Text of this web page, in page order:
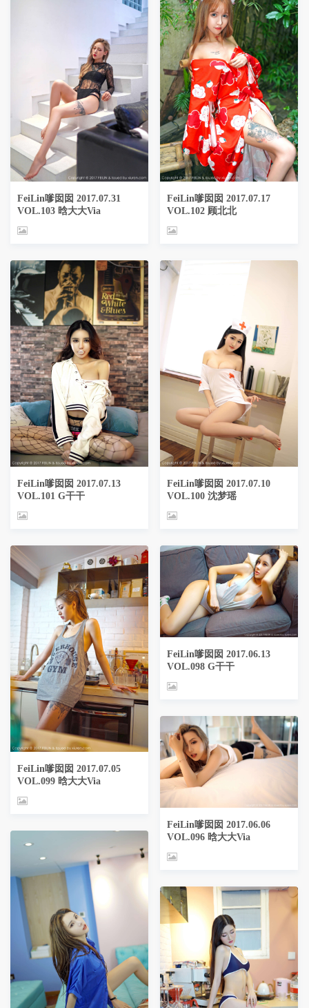
FeiLin嗲囡囡 2017.07.31
VOL.103 晗大大Via
FeiLin嗲囡囡 2017.07.13
VOL.101 G干干
FeiLin嗲囡囡 2017.07.05
VOL.099 晗大大Via
FeiLin嗲囡囡 2017.07.17
VOL.102 顾北北
FeiLin嗲囡囡 2017.07.10
VOL.100 沈梦瑶
FeiLin嗲囡囡 2017.06.13
VOL.098 G干干
FeiLin嗲囡囡 2017.06.06
VOL.096 晗大大Via